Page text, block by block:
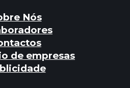
Nós
de empresas